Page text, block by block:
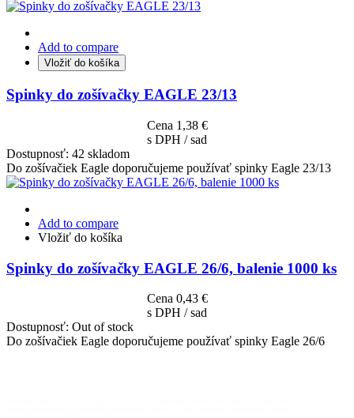
Add to compare
Vložiť do košíka
Spinky do zošívačky EAGLE 23/13
Cena 1,38 €
s DPH / sad
Dostupnosť: 42 skladom
Do zošívačiek Eagle doporučujeme používať spinky Eagle 23/13
Add to compare
Vložiť do košíka
Spinky do zošívačky EAGLE 26/6, balenie 1000 ks
Cena 0,43 €
s DPH / sad
Dostupnosť: Out of stock
Do zošívačiek Eagle doporučujeme používať spinky Eagle 26/6